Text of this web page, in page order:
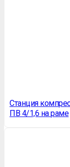
Станция
ПВ 4/1,6 на раме